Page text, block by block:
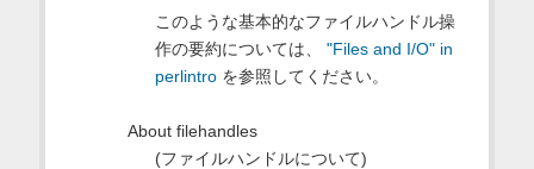
このような基本的なファイルハンドル操
作の要約については、 "Files and I/O" in
perlintroを参照してください。
About filehandles
(ファイルハンドルについて)